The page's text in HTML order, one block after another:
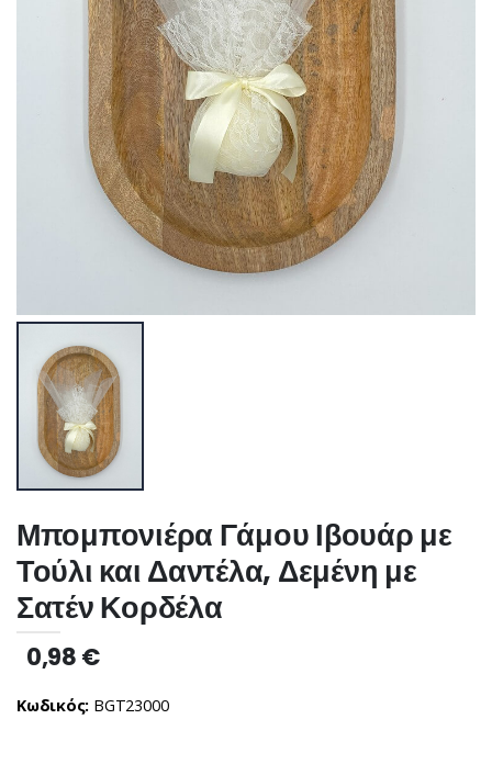
Μπομπονιέρα Γάμου Ιβουάρ με
Τούλι και Δαντέλα, Δεμένη με
Σατέν Κορδέλα
0,98€
Κωδικός: BGT23000